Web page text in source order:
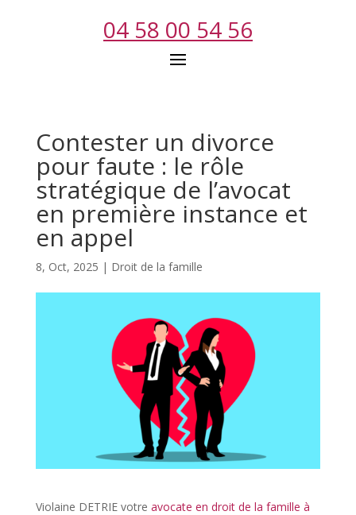
04 58 00 54 56
Contester un divorce
pour faute : le rôle
stratégique de l’avocat
en première instance et
en appel
8, Oct, 2025 | Droit de la famille
Violaine DETRIE votre avocate en droit de la famille à